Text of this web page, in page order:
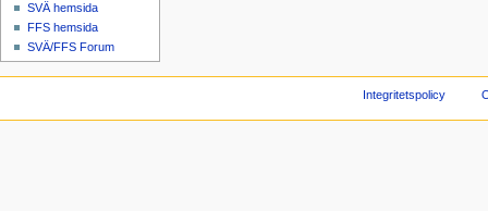
SVÄ hemsida
FFS hemsida
SVÄ/FFS Forum
Integritetspolicy